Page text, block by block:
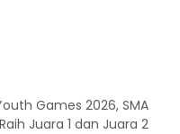
Games 2026, SMA
Juara 1 dan Juara 2